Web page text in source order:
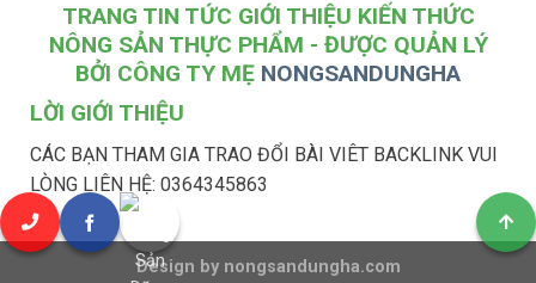
TRANG TIN TỨC GIỚI THIỆU KIẾN THỨC
NÔNG SẢN THỰC PHẨM - ĐƯỢC QUẢN LÝ
BỞI CÔNG TY MẸ NONGSANDUNGHA
LỜI GIỚI THIỆU
CÁC BẠN THAM GIA TRAO ĐỔI BÀI VIÊT BACKLINK VUI
LÒNG LIÊN HỆ: 0364345863
Design by nongsandungha.com